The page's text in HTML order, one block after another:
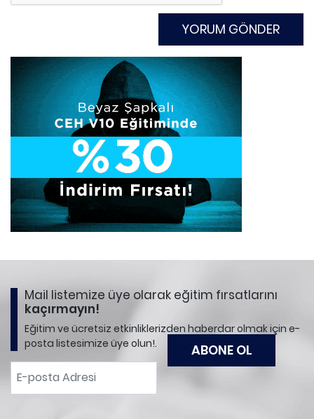
Mail listemize üye olarak eğitim fırsatlarını
kaçırmayın!
Eğitim ve ücretsiz etkinliklerizden haberdar olmak için e-
posta listesimize üye olun!.